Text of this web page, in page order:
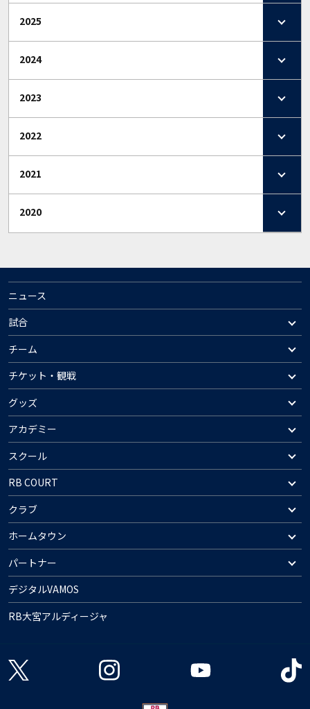
2025
2024
2023
2022
2021
2020
ニュース
試合
チーム
チケット・観戦
グッズ
アカデミー
スクール
RB COURT
クラブ
ホームタウン
パートナー
デジタルVAMOS
RB大宮アルディージャ